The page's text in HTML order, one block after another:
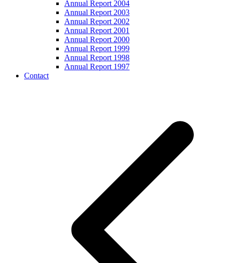
Annual Report 2004
Annual Report 2003
Annual Report 2002
Annual Report 2001
Annual Report 2000
Annual Report 1999
Annual Report 1998
Annual Report 1997
Contact